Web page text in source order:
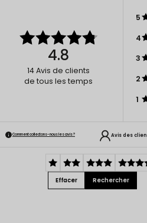
4.8
14Avis de clients
de tous les temps
5
4
3
2
1
Comment collectons-nous les avis ? Avis des
Effacer Rechercher